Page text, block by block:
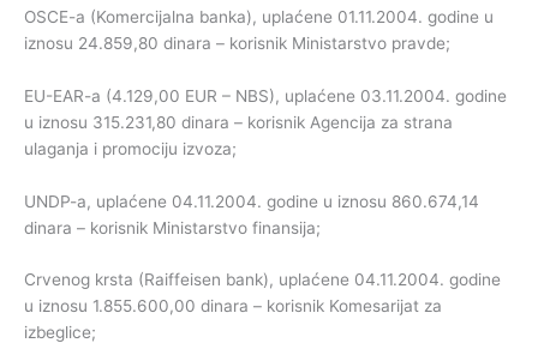
OSCE-a (Komercijalna banka), uplaćene 01.11.2004. godine u
iznosu 24.859,80 dinara – korisnik Ministarstvo pravde;
EU-EAR-a (4.129,00 EUR – NBS), uplaćene 03.11.2004. godine
u iznosu 315.231,80 dinara – korisnik Agencija za strana
ulaganja i promociju izvoza;
UNDP-a, uplaćene 04.11.2004. godine u iznosu 860.674,14
dinara – korisnik Ministarstvo finansija;
Crvenog krsta (Raiffeisen bank), uplaćene 04.11.2004. godine
u iznosu 1.855.600,00 dinara – korisnik Komesarijat za
izbeglice;